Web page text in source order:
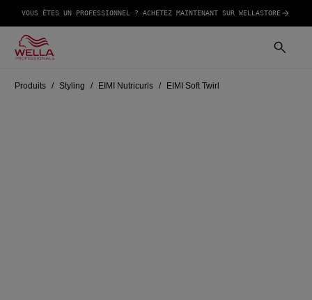
VOUS ÊTES UN PROFESSIONNEL ? ACHETEZ MAINTENANT SUR WELLASTORE
Produits Styling EIMI Nutricurls EIMI Soft Twirl